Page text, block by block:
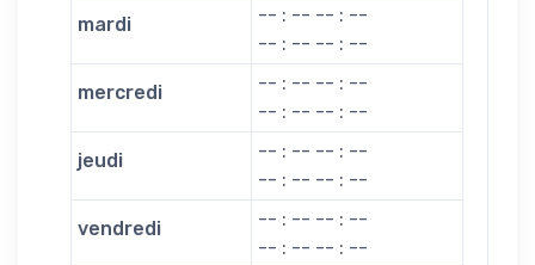
mardi
-- : -- -- : --
-- : -- -- : --
mercredi
-- : -- -- : --
-- : -- -- : --
jeudi
-- : -- -- : --
-- : -- -- : --
vendredi
-- : -- -- : --
-- : -- -- : --